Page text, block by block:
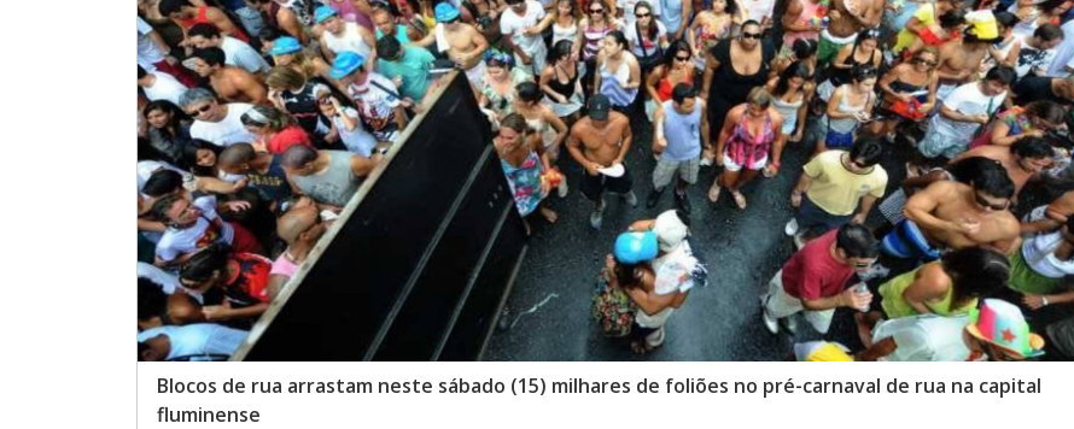
Blocos de rua arrastam neste sábado (15) milhares de foliões no pré-carnaval de rua na capital
fluminense